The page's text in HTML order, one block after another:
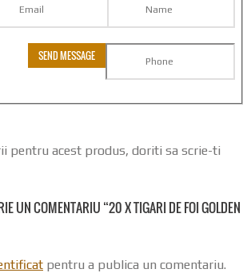
pentru acest produs, doriti sa scrie-ti
UN COMENTARIU “20 X TIGARI DE FOI GOLDEN
pentru a publica un comentariu.